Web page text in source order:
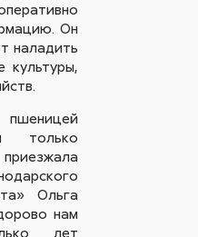
Он
наладить
культуры,
только
Ольга
нам
лет